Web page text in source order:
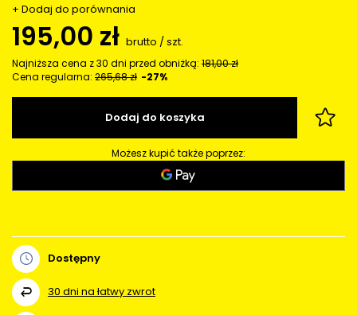
+ Dodaj do porównania
195,00 zł brutto /szt.
Najniższa cena z 30 dni przed obniżką: 181,00 zł
Cena regularna: 265,68 zł -27%
Dodaj do koszyka
Możesz kupić także poprzez:
Dostępny
30 dni na łatwy zwrot